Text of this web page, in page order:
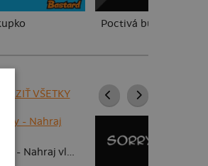
Poctivá buchta a
VŠETKY
Detské kresby - Nahraj vlastnú